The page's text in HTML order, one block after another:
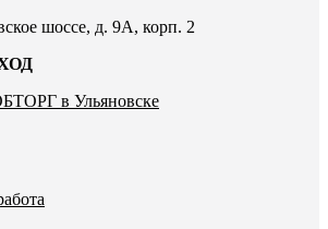
шоссе, д. 9А, корп. 2
в Ульяновске